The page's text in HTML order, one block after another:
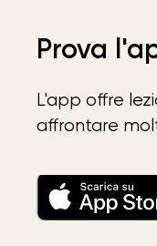
Prova
L'app offre
affrontare